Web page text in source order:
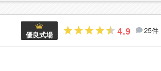
優良式場 4.9 25件